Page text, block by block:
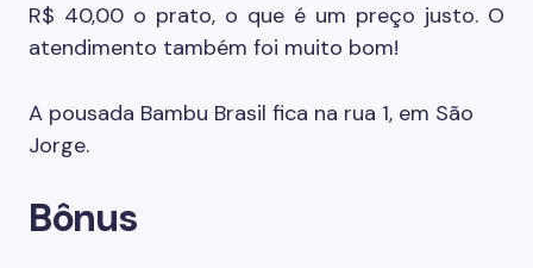
R$ 40,00 o prato, o que é um preço justo. O
atendimento também foi muito bom!
A pousada Bambu Brasil fica na rua 1, em São
Jorge.
Bônus